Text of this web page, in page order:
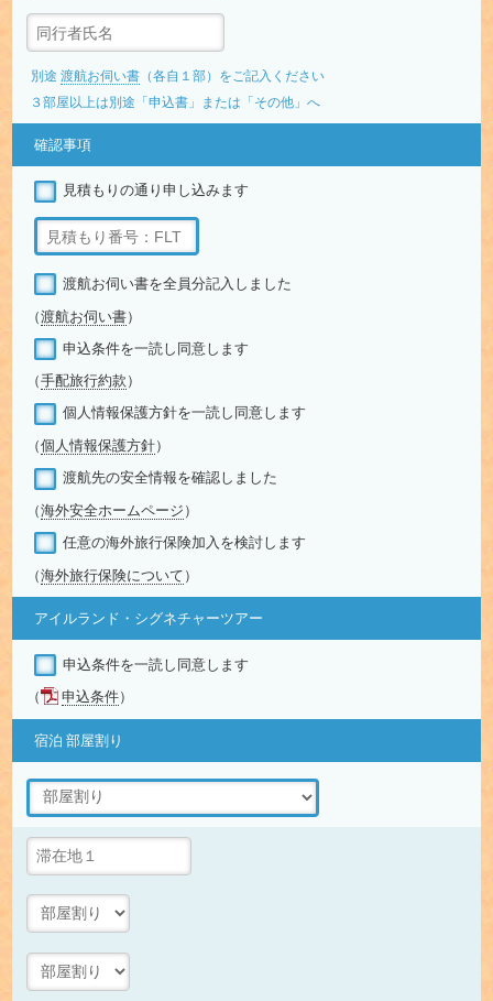
別途 渡航お伺い書（各自１部）をご記入ください
３部屋以上は別途「申込書」または「その他」へ
確認事項
見積もりの通り申し込みます
渡航お伺い書を全員分記入しました
（渡航お伺い書）
申込条件を一読し同意します
（手配旅行約款 ）
個人情報保護方針を一読し同意します
（個人情報保護方針）
渡航先の安全情報を確認しました
（海外安全ホームページ ）
任意の海外旅行保険加入を検討します
（海外旅行保険について ）
アイルランド・シグネチャーツアー
申込条件を一読し同意します
（
申込条件）
宿泊 部屋割り